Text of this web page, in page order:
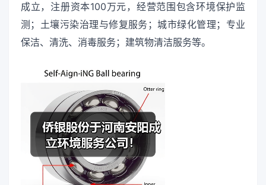
成立，注册资本100万元，经营范围包含环境保护监
测；土壤污染治理与修复服务；城市绿化管理；专业
保洁、清洗、消毒服务；建筑物清洁服务等。